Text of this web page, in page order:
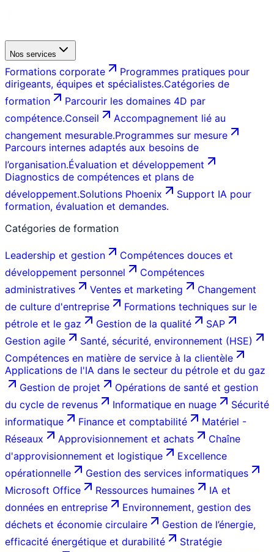
Nos services
Formations corporate
Programmes pratiques pour
dirigeants, équipes et spécialistes.Catégories de
formation
Parcourir les domaines 4D par
compétence.Conseil
Accompagnement lié au
changement mesurable.Programmes sur mesure
Parcours internes adaptés aux besoins de
l’organisation.Évaluation et développement
Diagnostics de compétences et plans de
développement.Solutions Phoenix
Support IA pour
formation, évaluation et demandes.
Catégories de formation
Leadership et gestion
Compétences douces et
développement personnel
Compétences
administratives
Ventes et marketing
Changement
de culture d'entreprise
Formations techniques sur le
pétrole et le gaz
Gestion de la qualité
SAP
Gestion agile
Santé, sécurité, environnement (HSE)
Compétences en matière de service à la clientèle
Applications de l'IA dans le secteur du pétrole et du gaz
Gestion de projet
Opérations de santé et gestion
du cycle de revenus
Informatique en nuage
Sécurité
informatique
Finance et comptabilité
Matériel -
Réseaux
Approvisionnement et achats
Chaîne
d'approvisionnement et logistique
Excellence
opérationnelle
Gestion des services informatiques
Microsoft Office
Ressources humaines
IA et
données en entreprise
Environnement, gestion des
déchets et économie circulaire
Gestion de l’énergie,
efficacité énergétique et durabilité
Stratégie